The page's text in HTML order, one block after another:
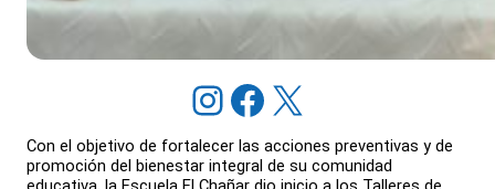
Instagram Facebook X
Con el objetivo de fortalecer las acciones preventivas y de
promoción del bienestar integral de su comunidad